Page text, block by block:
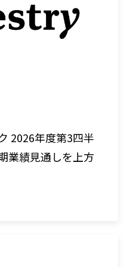
2026年度第3四半
業績見通しを上方